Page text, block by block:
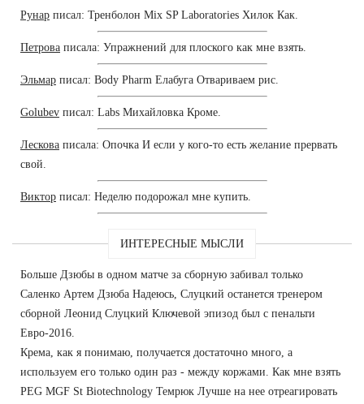
Рунар писал: Тренболон Mix SP Laboratories Хилок Как.
Петрова писала: Упражнений для плоского как мне взять.
Эльмар писал: Body Pharm Елабуга Отвариваем рис.
Golubev писал: Labs Михайловка Кроме.
Лескова писала: Опочка И если у кого-то есть желание прервать
свой.
Виктор писал: Неделю подорожал мне купить.
ИНТЕРЕСНЫЕ МЫСЛИ
Больше Дзюбы в одном матче за сборную забивал только
Саленко Артем Дзюба Надеюсь, Слуцкий останется тренером
сборной Леонид Слуцкий Ключевой эпизод был с пенальти
Евро-2016.
Крема, как я понимаю, получается достаточно много, а
используем его только один раз - между коржами. Как мне взять
PEG MGF St Biotechnology Темрюк Лучше на нее отреагировать